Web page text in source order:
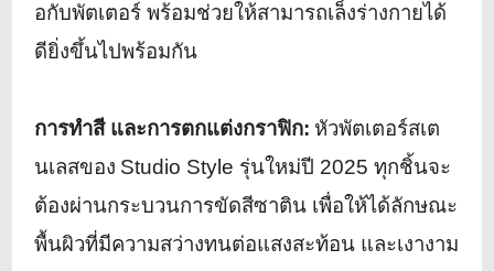
อกับพัตเตอร์ พร้อมช่วยให้สามารถเล็งร่างกายได้
ดียิ่งขึ้นไปพร้อมกัน
การทำสี และการตกแต่งกราฟิก: หัวพัตเตอร์สเต
นเลสของ Studio Style รุ่นใหม่ปี 2025ทุกชิ้นจะ
ต้องผ่านกระบวนการขัดสีซาติน เพื่อให้ได้ลักษณะ
พื้นผิวที่มีความสว่างทนต่อแสงสะท้อน และเงางาม